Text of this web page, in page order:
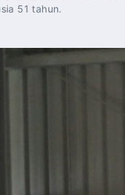
51 tahun.